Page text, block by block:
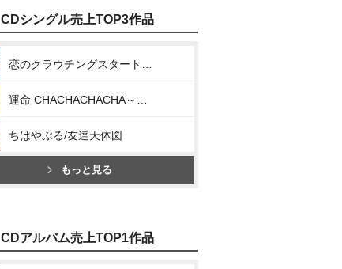
CDシングル売上TOP3作品
ちはやぶる/友達天体図
もっと見る
CDアルバム売上TOP1作品